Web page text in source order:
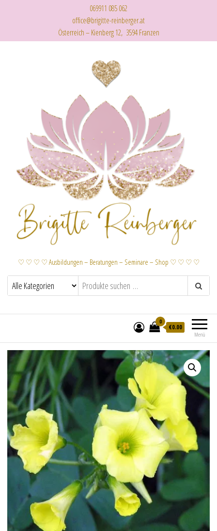
069911 085 062
office@brigitte-reinberger.at
Österreich – Kienberg 12, 3594 Franzen
♡ ♡ ♡ ♡ Ausbildungen – Beratungen – Seminare – Shop ♡ ♡ ♡ ♡
Menü
0
€0.00